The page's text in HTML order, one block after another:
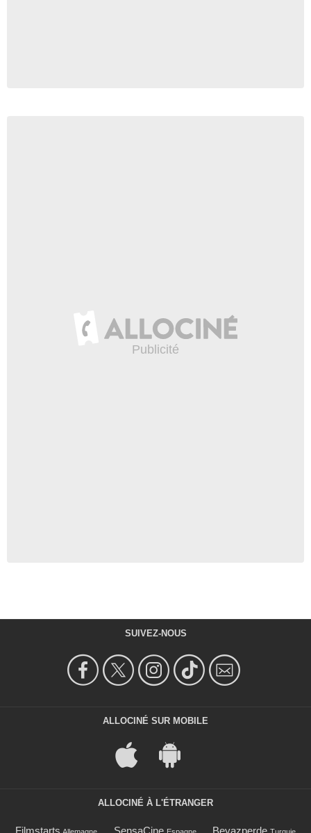
SUIVEZ-NOUS
ALLOCINÉ SUR MOBILE
ALLOCINÉ À L'ÉTRANGER
Filmstarts SensaCine Beyazperde